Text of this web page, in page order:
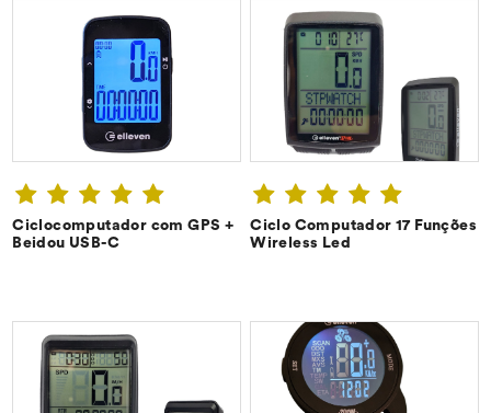
CONFIRA ➔
Ciclocomputador com GPS +
Beidou USB-C
CONFIRA ➔
Ciclo Computador 17 Funções
Wireless Led